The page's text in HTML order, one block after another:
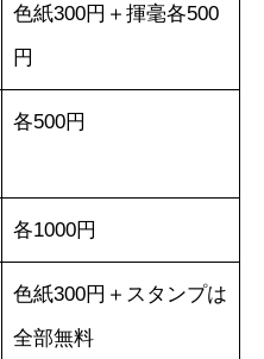
色紙300円＋揮毫各500
円
各500円
各1000円
色紙300円＋スタンプは
全部無料